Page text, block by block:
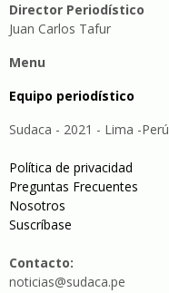
Director Periodístico
Juan Carlos Tafur
Menu
Equipo periodístico
Sudaca - 2021 - Lima -Perú
Política de privacidad
Preguntas Frecuentes
Nosotros
Suscríbase
Contacto:
noticias@sudaca.pe